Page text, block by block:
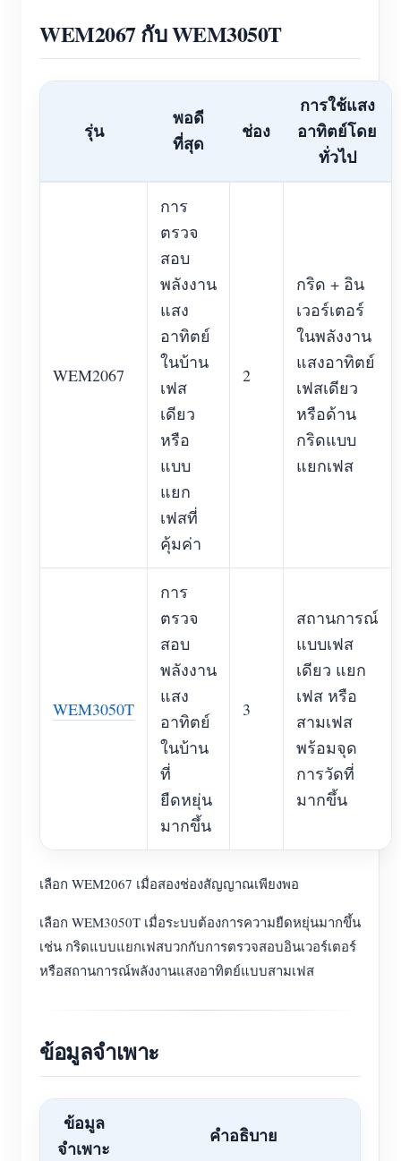
WEM2067 กับ WEM3050T
รุ่น
พอดี
ที่สุด
ช่อง
การใช้แสง
อาทิตย์โดย
ทั่วไป
WEM2067
การ
ตรวจ
สอบ
พลังงาน
แสง
อาทิตย์
ในบ้าน
เฟส
เดียว
หรือ
แบบ
แยก
เฟสที่
คุ้มค่า
2
กริด + อิน
เวอร์เตอร์
ในพลังงาน
แสงอาทิตย์
เฟสเดียว
หรือด้าน
กริดแบบ
แยกเฟส
WEM3050T
การ
ตรวจ
สอบ
พลังงาน
แสง
อาทิตย์
ในบ้าน
ที่
ยืดหยุ่น
มากขึ้น
3
สถานการณ์
แบบเฟส
เดียว แยก
เฟส หรือ
สามเฟส
พร้อมจุด
การวัดที่
มากขึ้น
เลือก WEM2067 เมื่อสองช่องสัญญาณเพียงพอ
เลือก WEM3050T เมื่อระบบต้องการความยืดหยุ่นมากขึ้น
เช่น กริดแบบแยกเฟสบวกกับการตรวจสอบอินเวอร์เตอร์
หรือสถานการณ์พลังงานแสงอาทิตย์แบบสามเฟส
ข้อมูลจำเพาะ
ข้อมูล
จำเพาะ
คำอธิบาย